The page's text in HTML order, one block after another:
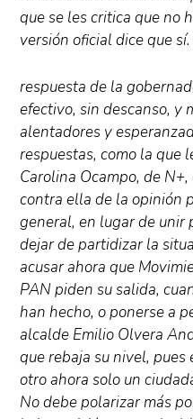
que se les critica que no
versión oficial dice que
respuesta de la
efectivo, sin descanso, y
alentadores y
respuestas, como la que
Carolina Ocampo, de
contra ella de la opinión
general, en lugar de unir
dejar de partidizar la
acusar ahora que
PAN piden su salida,
han hecho, o ponerse a
alcalde Emilio Olvera
que rebaja su nivel,
otro ahora solo un
No debe polarizar más